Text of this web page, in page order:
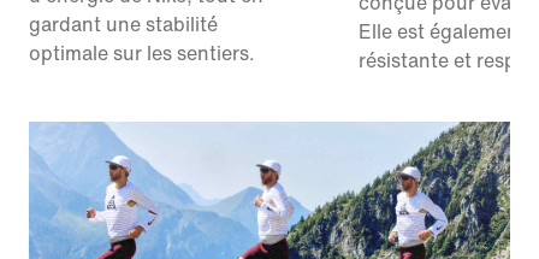
gardant une stabilité
optimale sur les sentiers.
Elle est également
résistante et